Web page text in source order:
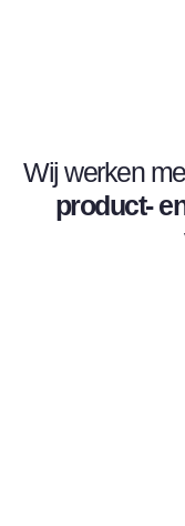
Wij werken
product-